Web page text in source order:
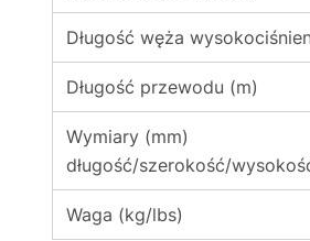
Długość węża
Długość przewodu (m)
Wymiary (mm)
długość/szerokość/
Waga (kg/lbs)